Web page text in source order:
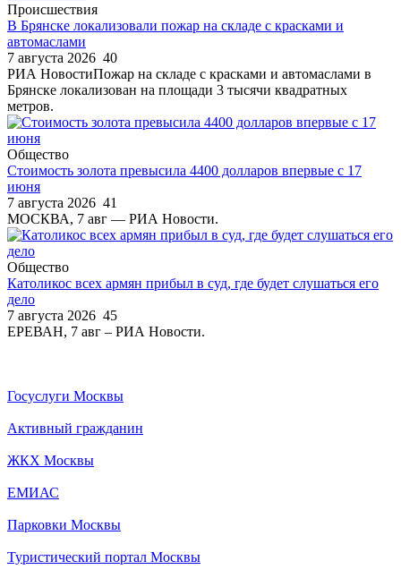
Происшествия
В Брянске локализовали пожар на складе с красками и
автомаслами
7 августа 2026 40
РИА НовостиПожар на складе с красками и автомаслами в
Брянске локализован на площади 3 тысячи квадратных
метров.
Общество
Стоимость золота превысила 4400 долларов впервые с 17
июня
7 августа 2026 41
МОСКВА, 7 авг — РИА Новости.
Общество
Католикос всех армян прибыл в суд, где будет слушаться его
дело
7 августа 2026 45
ЕРЕВАН, 7 авг – РИА Новости.
Госуслуги Москвы
Активный гражданин
ЖКХ Москвы
ЕМИАС
Парковки Москвы
Туристический портал Москвы